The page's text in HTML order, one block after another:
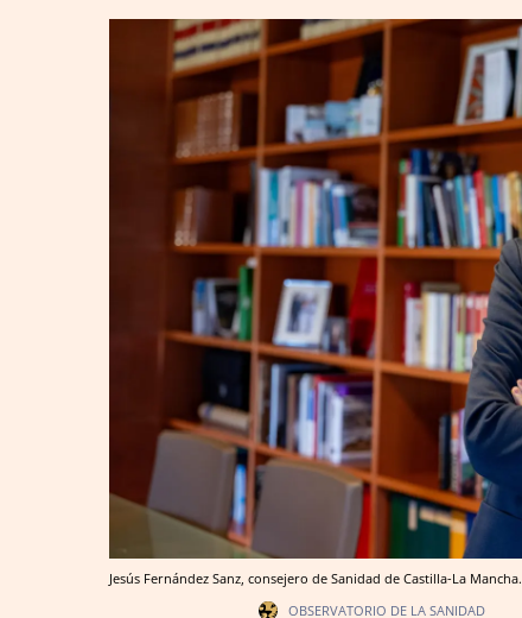
Jesús Fernández Sanz, consejero de Sanidad de Castilla-La Mancha.
OBSERVATORIO DE LA SANIDAD